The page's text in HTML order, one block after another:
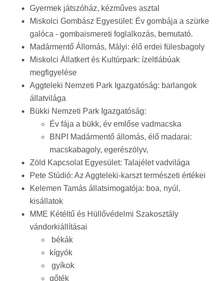
Gyermek játszóház, kézműves asztal
Miskolci Gombász Egyesület: Év gombája a szürke
galóca - gombaismereti foglalkozás, bemutató.
Madármentő Állomás, Mályi: élő erdei fülesbagoly
Miskolci Állatkert és Kultúrpark: ízeltlábúak
megfigyelése
Aggteleki Nemzeti Park Igazgatóság: barlangok
állatvilága
Bükki Nemzeti Park Igazgatóság:
Év fája a bükk, év emlőse vadmacska
BNPI Madármentő állomás, élő madarai:
macskabagoly, egerészölyv,
Zöld Kapcsolat Egyesület: Talajélet vadvilága
Pete Stúdió: Az Aggteleki-karszt természeti értékei
Kelemen Tamás állatsimogatója: boa, nyúl,
kisállatok
MME Kétéltű és Hüllővédelmi Szakosztály
vándorkiállításai
békák
kígyók
gyíkok
gőték